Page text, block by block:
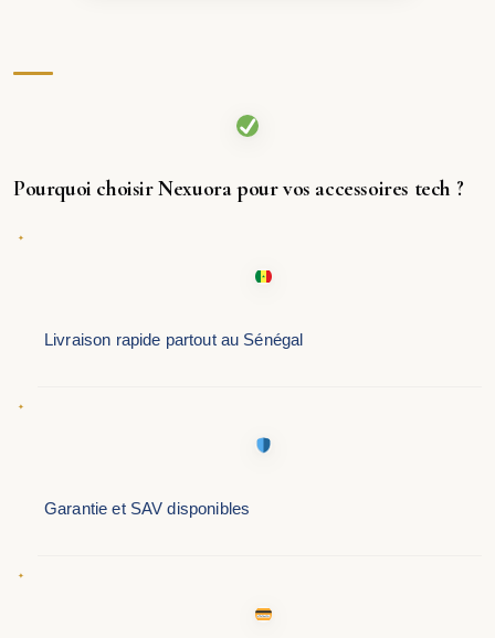
Pourquoi choisir Nexuora pour vos accessoires tech ?
Livraison rapide partout au Sénégal
Garantie et SAV disponibles